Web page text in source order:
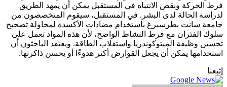
فرط الحركة ونقص الانتباه في المستقبل يمكن أن يمهد الطريق
لدراسة الحالة لدى البشر. في المستقبل، سيقوم المتخصصون من
جامعة سانت بطرسبرغ باستخدام مضادات الأكسدة لمحاولة تصحيح
سلوك الفئران مع فرط النشاط الواضح، لأن هذه المواد تعمل على
تحسين وظيفة الميتوكوندريا واستقلاب الطاقة. ويعتقد الباحثون أن
استخدامها يمكن أن يجعل القوارض أكثر هدوءًا أو يحسن ذاكرتها.
إتبعنا